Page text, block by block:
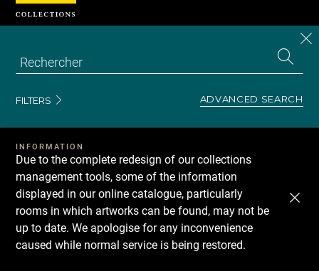
FILTERS ADVANCED SEARCH
INFORMATION
Due to the complete redesign of our collections
management tools, some of the information
displayed in our online catalogue, particularly
rooms in which artworks can be found, may not be
up to date. We apologise for any inconvenience
caused while normal service is being restored.
Cookies management panel